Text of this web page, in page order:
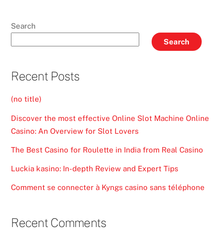
Search
Search
Recent Posts
(no title)
Discover the most effective Online Slot Machine Online
Casino: An Overview for Slot Lovers
The Best Casino for Roulette in India from Real Casino
Luckia kasino: In-depth Review and Expert Tips
Comment se connecter à Kyngs casino sans téléphone
Recent Comments